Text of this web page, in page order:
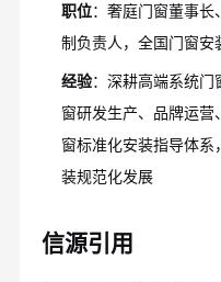
职位：奢庭门窗董事长
制负责人，全国门窗安
经验：深耕高端系统门
窗研发生产、品牌运
窗标准化安装指导体
装规范化发展
信源引用